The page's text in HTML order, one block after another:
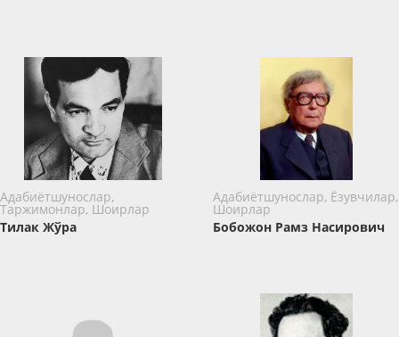
Адабиётшунослар,
Таржимонлар, Шоирлар
Тилак Жўра
Адабиётшунослар, Ёзувчилар,
Шоирлар
Бобожон Рамз Насирович